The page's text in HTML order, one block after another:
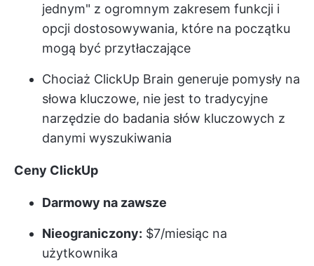
jednym" z ogromnym zakresem funkcji i
opcji dostosowywania, które na początku
mogą być przytłaczające
Chociaż ClickUp Brain generuje pomysły na
słowa kluczowe, nie jest to tradycyjne
narzędzie do badania słów kluczowych z
danymi wyszukiwania
Ceny ClickUp
Darmowy na zawsze
Nieograniczony: $7/miesiąc na
użytkownika